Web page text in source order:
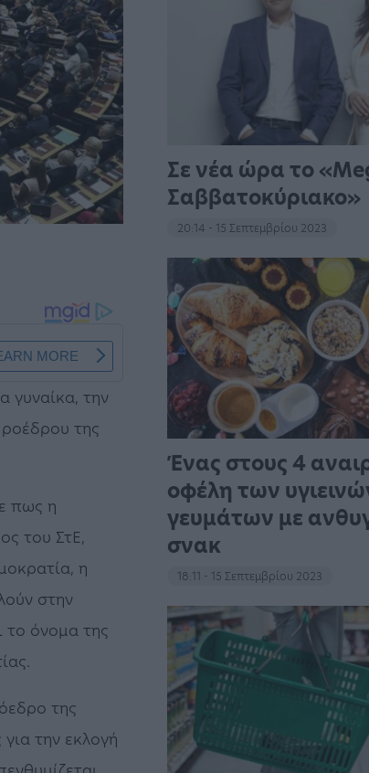
γυναίκα, την
της
πως η
του ΣτΕ,
η
στην
το όνομα της
της
την εκλογή
Σε νέα ώρα το
Σαββατοκύριακο»
20:14 - 15 Σεπτεμβρίου 2023
Ένας στους 4
οφέλη των
γευμάτων με
σνακ
18:11 - 15 Σεπτεμβρίου 2023